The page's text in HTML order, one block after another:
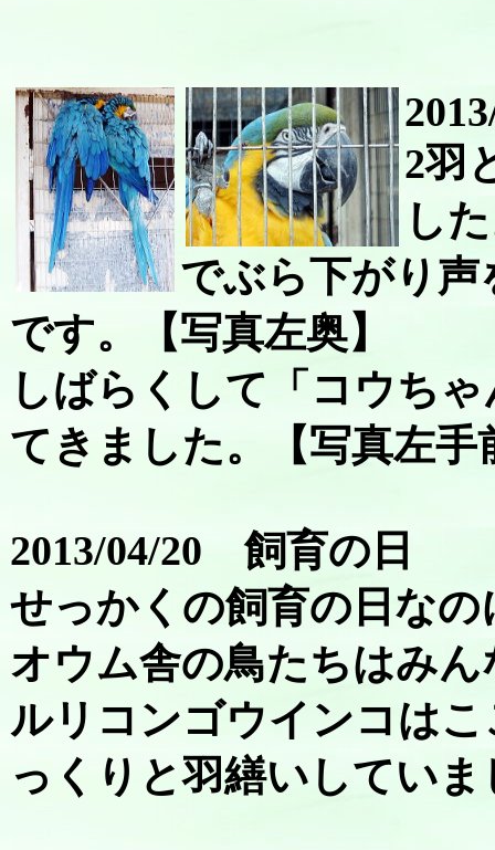
2羽
し
でぶら下がり
です。【写真左奥】
しばらくして「コウち
てきました。【写真左手
2013/04/20 飼育の日
せっかくの飼育の日な
オウム舎の鳥たちはみ
ルリコンゴウインコは
っくりと羽繕いしてい